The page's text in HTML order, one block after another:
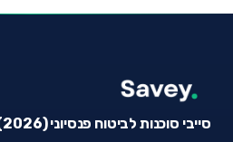
סייבי סוכנות לביטוח פנסיוני (2026) בע״מ